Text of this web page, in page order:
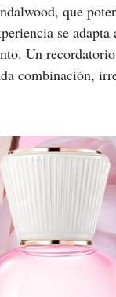
que
se
Un
combinación,